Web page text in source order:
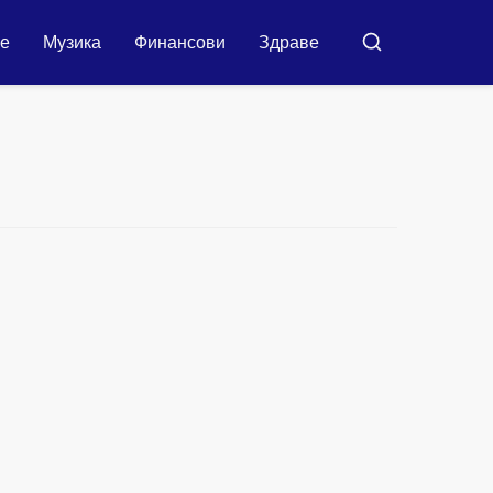
Музика Финансови Здраве Търсене